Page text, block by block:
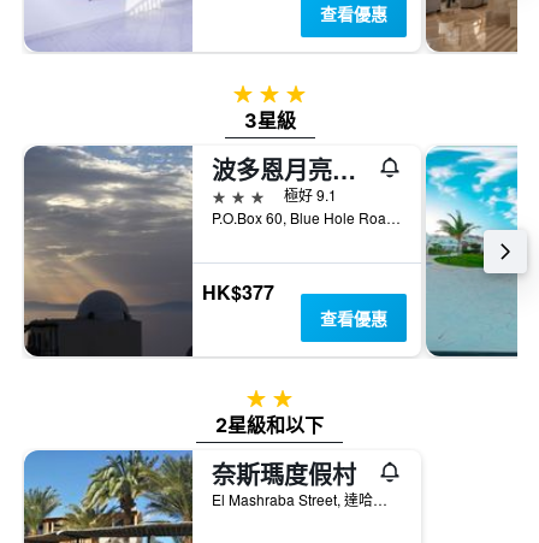
價
格
查看優惠
3星級
3星級
波多恩月亮酒店 - 德漢
3星級
極好 9.1
P.O.Box 60, Blue Hole Road, 達哈卜, 埃及
HK$377
查看優惠
2星級
2星級和以下
奈斯瑪度假村
El Mashraba Street, 達哈卜, 埃及